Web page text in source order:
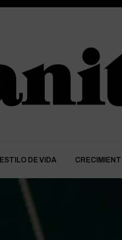
ESTILO DE VIDA